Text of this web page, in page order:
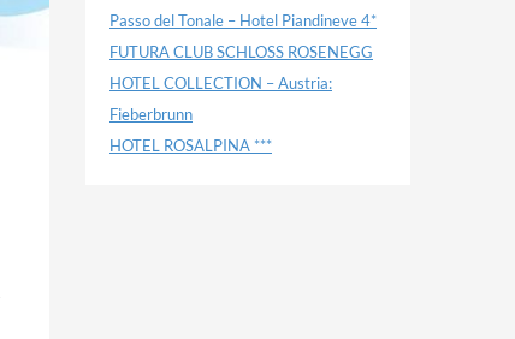
Passo del Tonale – Hotel Piandineve 4*
FUTURA CLUB SCHLOSS ROSENEGG
HOTEL COLLECTION – Austria:
Fieberbrunn
HOTEL ROSALPINA ***